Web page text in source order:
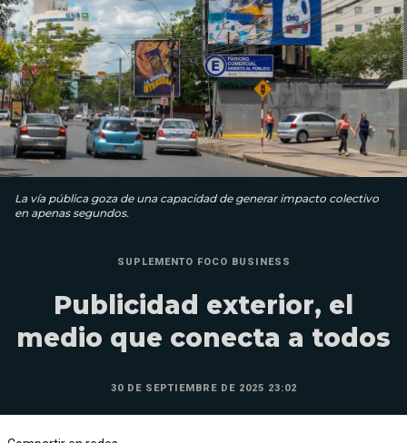
La vía pública goza de una capacidad de generar impacto colectivo
en apenas segundos.
SUPLEMENTO FOCO BUSINESS
Publicidad exterior, el
medio que conecta a todos
30 DE SEPTIEMBRE DE 2025 23:02